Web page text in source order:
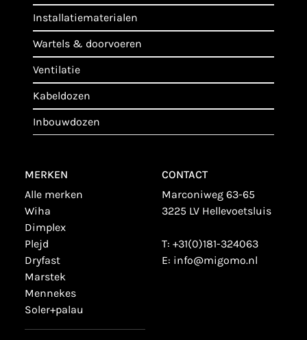
installatiematerialen
wartels & doorvoeren
ventilatie
kabeldozen
inbouwdozen
MERKEN
alle merken
wiha
dimplex
plejd
dryfast
marstek
mennekes
soler+palau
CONTACT
Marconiweg 63-65
3225 LV Hellevoetsluis
T: +31(0)181-324063
E: info@migomo.nl